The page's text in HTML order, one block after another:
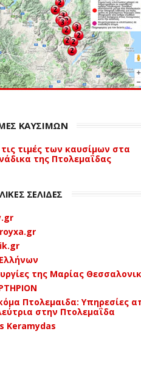
ΚΑΥΣΙΜΩΝ
τις τιμές των καυσίμων στα
της Πτολεμαΐδας
ΣΕΛΙΔΕΣ
της Μαρίας
Πτολεμαιδα: Υπηρεσίες
στην Πτολεμαΐδα
Keramydas